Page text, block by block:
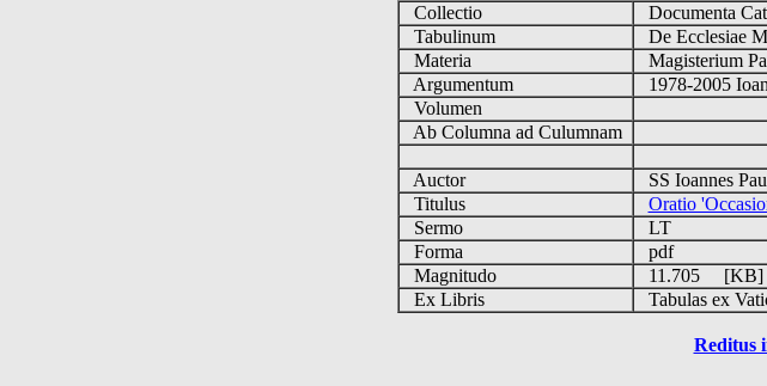
Collectio
Documenta
Tabulinum
De Ecclesiae
Materia
Magisterium
Argumentum
1978-2005
Volumen
Ab Columna ad Culumnam
Auctor
SS Ioannes
Titulus
Oratio
Sermo
LT
Forma
pdf
Magnitudo
11.705 [KB]
Ex Libris
Tabulas ex
Reditus